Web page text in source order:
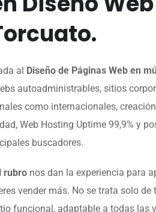
al Diseño de Páginas Web en
autoadministrables, sitios
como internacionales,
Web Hosting Uptime 99,9% y
buscadores.
rubro nos dan la experiencia para
vender más. No se trata solo de
funcional, adaptable a todas las